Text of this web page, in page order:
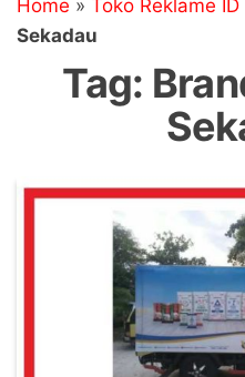
Home » Toko Reklame ID
Sekadau
Tag: